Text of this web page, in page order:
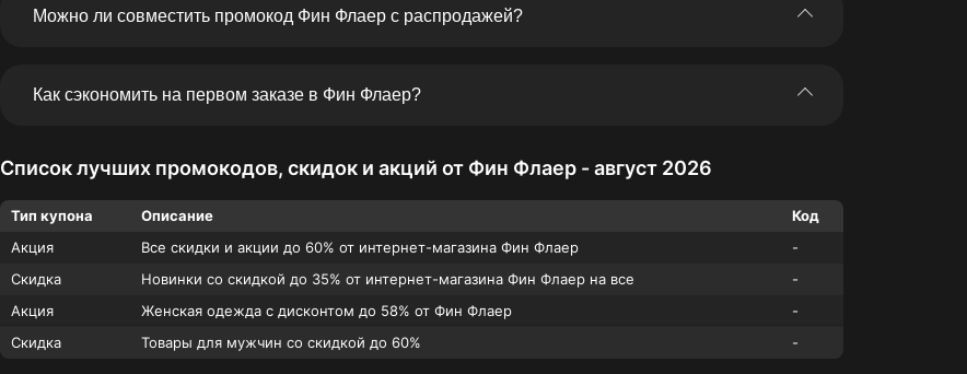
выгодному заказу.
Можно ли совместить промокод Фин Флаер с распродажей?
сумму до оплаты.
Как сэкономить на первом заказе в Фин Флаер?
раздел распродажи, выберите нужный размер и активируйте подходящий код в корзине.
Список лучших промокодов, скидок и акций от Фин Флаер - август 2026
Тип купона Описание
Код
Акция
Все скидки и акции до 60% от интернет-магазина Фин Флаер
-
Скидка
Новинки со скидкой до 35% от интернет-магазина Фин Флаер на все
-
Акция
Женская одежда с дисконтом до 58% от Фин Флаер
-
Скидка
Товары для мужчин со скидкой до 60% -